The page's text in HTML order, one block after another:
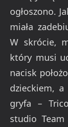
ogłoszono.
miała
W skrócie,
który musi
nacisk
dzieckiem,
gryfa –
studio